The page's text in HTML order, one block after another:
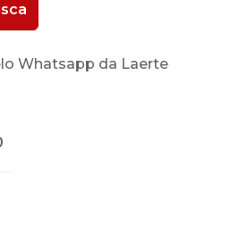
Whatsapp da Laerte